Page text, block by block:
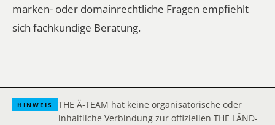
marken- oder domainrechtliche Fragen empfiehlt
sich fachkundige Beratung.
HINWEIS
THE Ä-TEAM hat keine organisatorische oder
inhaltliche Verbindung zur offiziellen THE LÄND-